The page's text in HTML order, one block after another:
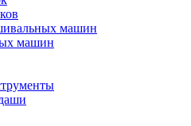
машин
машин